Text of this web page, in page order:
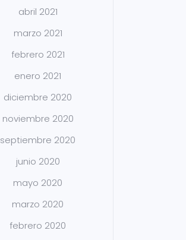
abril 2021
marzo 2021
febrero 2021
enero 2021
diciembre 2020
noviembre 2020
septiembre 2020
junio 2020
mayo 2020
marzo 2020
febrero 2020